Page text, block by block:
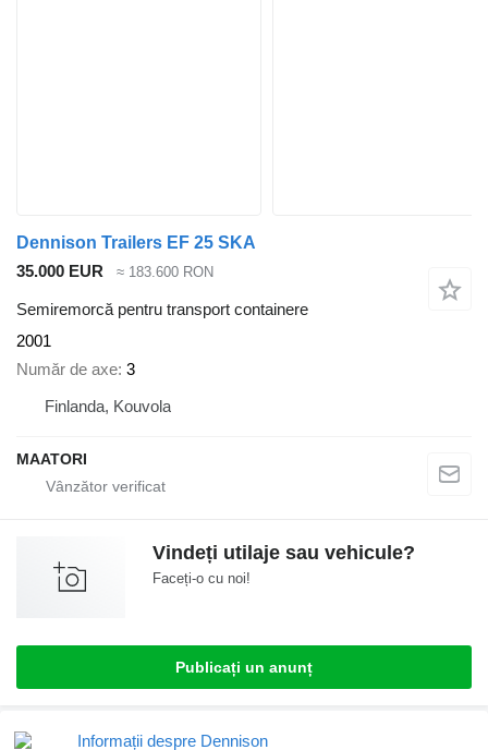
Dennison Trailers EF 25 SKA
35.000 EUR
≈ 183.600 RON
Semiremorcă pentru transport containere
2001
Număr de axe 3
Finlanda, Kouvola
MAATORI
Vindeți utilaje sau vehicule?
Faceți-o cu noi!
Publicați un anunț
Informații despre Dennison